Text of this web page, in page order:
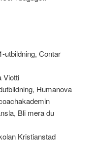
utbildning, Contar
Viotti
Humanova
Bli mera du
Kristianstad